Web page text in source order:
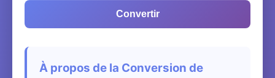
Convertir
À propos de la Conversion de